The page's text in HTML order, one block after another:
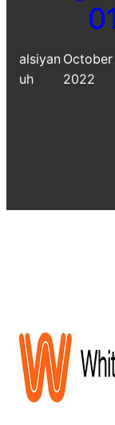
alsiyan
uh
2022